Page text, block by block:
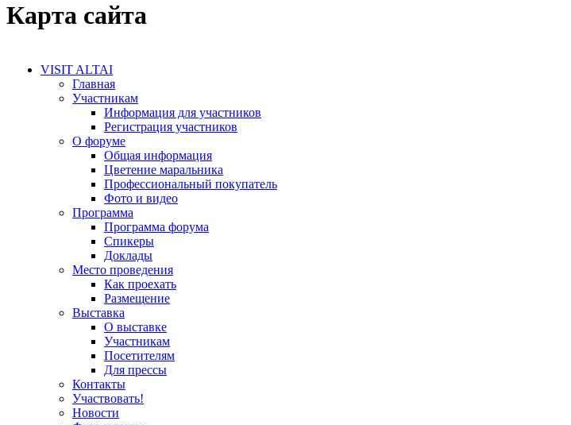
Карта сайта
VISIT ALTAI
Главная
Участникам
Информация для участников
Регистрация участников
О форуме
Общая информация
Цветение маральника
Профессиональный покупатель
Фото и видео
Программа
Программа форума
Спикеры
Доклады
Место проведения
Как проехать
Размещение
Выставка
О выставке
Участникам
Посетителям
Для прессы
Контакты
Участвовать!
Новости